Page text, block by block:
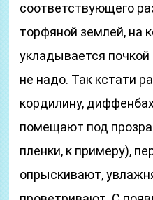
соответствующего
торфяной землей, на
укладывается
не надо. Так кстати
кордилину,
помещают под
пленки, к примеру),
опрыскивают,